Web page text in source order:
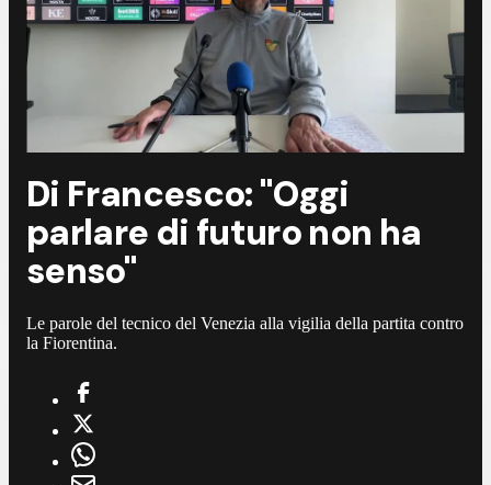
Di Francesco: "Oggi
parlare di futuro non ha
senso"
Le parole del tecnico del Venezia alla vigilia della partita contro
la Fiorentina.